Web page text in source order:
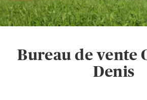
Bureau de vente
Denis